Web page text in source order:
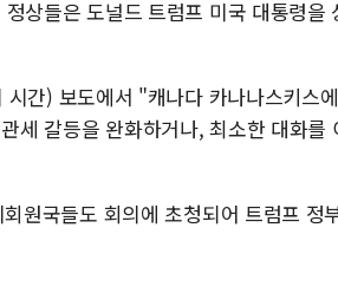
상들은 도널드 트럼프 미국 대통령을
간) 보도에서 "캐나다 카나나스키스
세 갈등을 완화하거나, 최소한 대화를
원국들도 회의에 초청되어 트럼프 정